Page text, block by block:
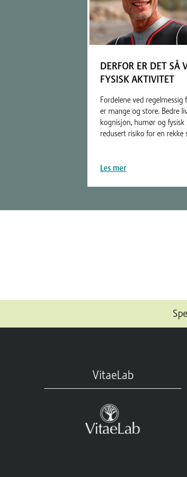
DERFOR ER DET SÅ
FYSISK AKTIVITET
Fordelene ved regelmessig
er mange og store. Bedre
kognisjon, humør og fysisk
redusert risiko for en rekke
Les mer
VitaeLab